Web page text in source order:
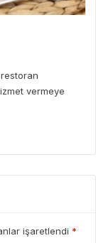
vermeye
işaretlendi *